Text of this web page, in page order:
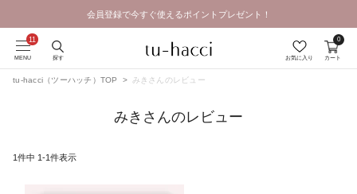
会員登録で今すぐ使えるポイントプレゼント！
MENU 探す お気に入り カート
0
tu-hacci（ツーハッチ）TOP みきさんのレビュー
みきさんのレビュー
1件中 1-1件表示